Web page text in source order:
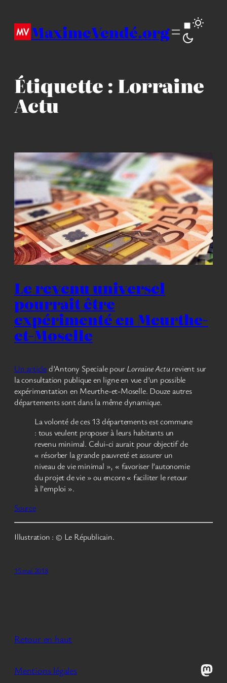
contenuMaximeVendé.org
Étiquette : Lorraine
Actu
Le revenu universel
pourrait être
expérimenté en Meurthe-
et-Moselle
Un articled’Antony Speciale pourLorraine Acturevient sur
la consultation publique en ligne en vue d’un possible
expérimentation en Meurthe-et-Moselle. Douze autres
départements sont dans la même dynamique.
La volonté de ces 13 départements est commune
: tous veulent proposer à leurs habitants un
revenu minimal. Celui-ci aurait pour objectif de
« résorber la grande pauvreté et assurer un
niveau de vie minimal », « favoriser l’autonomie
du projet de vie » ou encore « faciliter le retour
à l’emploi ».
Source
Illustration : © Le Républicain.
15 mai 2018
Retour en haut
Mentions légales